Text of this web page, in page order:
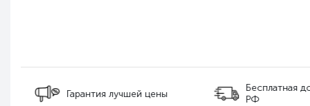
Гарантия лучшей цены
Бесплатная
РФ